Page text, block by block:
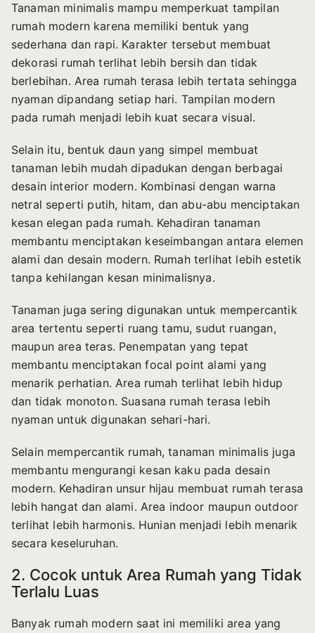
Tanaman minimalis mampu memperkuat tampilan
rumah modern karena memiliki bentuk yang
sederhana dan rapi. Karakter tersebut membuat
dekorasi rumah terlihat lebih bersih dan tidak
berlebihan. Area rumah terasa lebih tertata sehingga
nyaman dipandang setiap hari. Tampilan modern
pada rumah menjadi lebih kuat secara visual.
Selain itu, bentuk daun yang simpel membuat
tanaman lebih mudah dipadukan dengan berbagai
desain interior modern. Kombinasi dengan warna
netral seperti putih, hitam, dan abu-abu menciptakan
kesan elegan pada rumah. Kehadiran tanaman
membantu menciptakan keseimbangan antara elemen
alami dan desain modern. Rumah terlihat lebih estetik
tanpa kehilangan kesan minimalisnya.
Tanaman juga sering digunakan untuk mempercantik
area tertentu seperti ruang tamu, sudut ruangan,
maupun area teras. Penempatan yang tepat
membantu menciptakan focal point alami yang
menarik perhatian. Area rumah terlihat lebih hidup
dan tidak monoton. Suasana rumah terasa lebih
nyaman untuk digunakan sehari-hari.
Selain mempercantik rumah, tanaman minimalis juga
membantu mengurangi kesan kaku pada desain
modern. Kehadiran unsur hijau membuat rumah terasa
lebih hangat dan alami. Area indoor maupun outdoor
terlihat lebih harmonis. Hunian menjadi lebih menarik
secara keseluruhan.
2. Cocok untuk Area Rumah yang Tidak
Terlalu Luas
Banyak rumah modern saat ini memiliki area yang